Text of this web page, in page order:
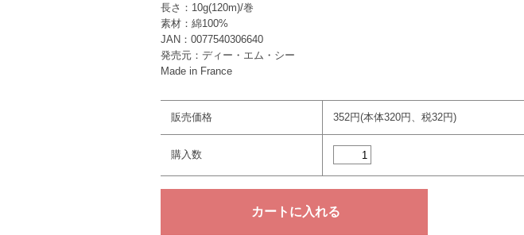
長さ：10g(120m)/巻
素材：綿100%
JAN：0077540306640
発売元：ディー・エム・シー
Made in France
販売価格 352円(本体320円、税32円)
購入数